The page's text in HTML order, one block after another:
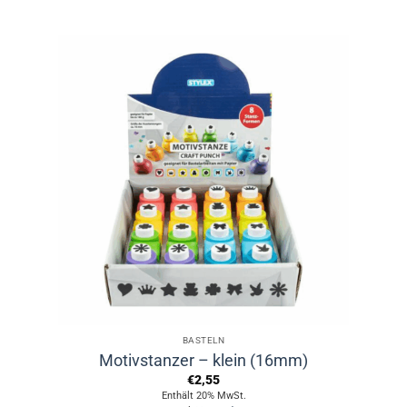
mehrere
Varianten
Die
Optionen
können
auf
der
Produktseite
gewählt
werden
BASTELN
Motivstanzer – klein (16mm)
€2,55
Enthält 20% MwSt.